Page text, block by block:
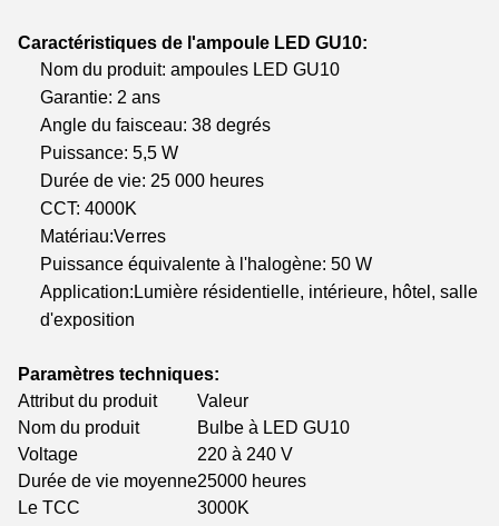
Caractéristiques de l'ampoule LED GU10:
Nom du produit: ampoules LED GU10
Garantie: 2 ans
Angle du faisceau: 38 degrés
Puissance: 5,5 W
Durée de vie: 25 000 heures
CCT: 4000K
Matériau:Verres
Puissance équivalente à l'halogène: 50 W
Application:Lumière résidentielle, intérieure, hôtel, salle
d'exposition
Paramètres techniques:
Attribut du produit
Valeur
Nom du produit
Bulbe à LED GU10
Voltage
220 à 240 V
Durée de vie moyenne25000 heures
Le TCC
3000K